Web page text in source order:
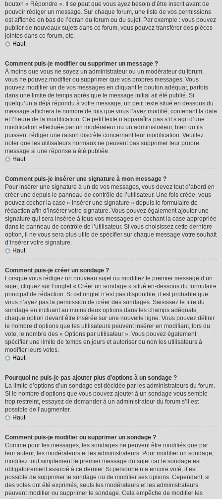
bouton « Répondre ». Il se peut que vous ayez besoin d’être inscrit avant de
pouvoir rédiger un message. Sur chaque forum, une liste de vos permissions
est affichée en bas de l’écran du forum ou du sujet. Par exemple : vous pouvez
publier de nouveaux sujets dans ce forum, vous pouvez transférer des pièces
jointes dans ce forum, etc.
Haut
Comment puis-je modifier ou supprimer un message ?
À moins que vous ne soyez un administrateur ou un modérateur du forum,
vous ne pouvez modifier ou supprimer que vos propres messages. Vous
pouvez modifier un de vos messages en cliquant le bouton adéquat, parfois
dans une limite de temps après que le message initial ait été publié. Si
quelqu’un a déjà répondu à votre message, un petit texte situé en dessous du
message affichera le nombre de fois que vous l’avez modifié, contenant la date
et l’heure de la modification. Ce petit texte n’apparaîtra pas s’il s’agit d’une
modification effectuée par un modérateur ou un administrateur, bien qu’ils
puissent rédiger une raison discrète concernant leur modification. Veuillez
noter que les utilisateurs normaux ne peuvent pas supprimer leur propre
message si une réponse a été publiée.
Haut
Comment puis-je insérer une signature à mon message ?
Pour insérer une signature à un de vos messages, vous devez tout d’abord en
créer une depuis le panneau de contrôle de l’utilisateur. Une fois créée, vous
pouvez cocher la case « Insérer une signature » depuis le formulaire de
rédaction afin d’insérer votre signature. Vous pouvez également ajouter une
signature qui sera insérée à tous vos messages en cochant la case appropriée
dans le panneau de contrôle de l’utilisateur. Si vous choisissez cette dernière
option, il ne vous sera plus utile de spécifier sur chaque message votre souhait
d’insérer votre signature.
Haut
Comment puis-je créer un sondage ?
Lorsque vous rédigez un nouveau sujet ou modifiez le premier message d’un
sujet, cliquez sur l’onglet « Créer un sondage » situé en-dessous du formulaire
principal de rédaction. Si cet onglet n’est pas disponible, il est probable que
vous n’ayez pas la permission de créer des sondages. Saisissez le titre du
sondage en incluant au moins deux options dans les champs adéquats,
chaque option devant être insérée sur une nouvelle ligne. Vous pouvez définir
le nombre d’options que les utilisateurs peuvent insérer en modifiant, lors du
vote, le nombre des « Options par utilisateur ». Vous pouvez également
spécifier une limite de temps en jours et autoriser ou non les utilisateurs à
modifier leurs votes.
Haut
Pourquoi ne puis-je pas ajouter plus d’options à un sondage ?
La limite d’options d’un sondage est décidée par les administrateurs du forum.
Si le nombre d’options que vous pouvez ajouter à un sondage vous semble
trop restreint, essayez de demander à un administrateur du forum s’il est
possible de l’augmenter.
Haut
Comment puis-je modifier ou supprimer un sondage ?
Comme pour les messages, les sondages ne peuvent être modifiés que par
leur auteur, les modérateurs et les administrateurs. Pour modifier un sondage,
modifiez tout simplement le premier message du sujet car le sondage est
obligatoirement associé à ce dernier. Si personne n’a encore voté, il est
possible de supprimer le sondage ou de modifier ses options. Cependant, si
des votes ont été exprimés, seuls les modérateurs et les administrateurs
peuvent modifier ou supprimer le sondage. Cela empêche de modifier les